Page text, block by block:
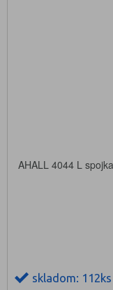
AHALL 4044 L spojka
skladom: 112ks